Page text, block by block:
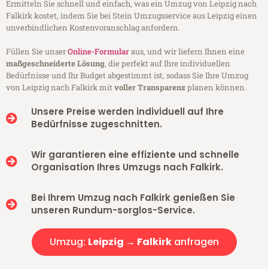
Ermitteln Sie schnell und einfach, was ein Umzug von Leipzig nach
Falkirk kostet, indem Sie bei Stein Umzugsservice aus Leipzig einen
unverbindlichen Kostenvoranschlag anfordern.
Füllen Sie unserOnline-Formularaus, und wir liefern Ihnen eine
maßgeschneiderte Lösung, die perfekt auf Ihre individuellen
Bedürfnisse und Ihr Budget abgestimmt ist, sodass Sie Ihre Umzug
von Leipzig nach Falkirk mitvoller Transparenzplanen können.
Unsere Preise werden individuell auf Ihre
Bedürfnisse zugeschnitten.
Wir garantieren eine effiziente und schnelle
Organisation Ihres Umzugs nach Falkirk.
Bei Ihrem Umzug nach Falkirk genießen Sie
unseren Rundum-sorglos-Service.
Umzug: Leipzig → Falkirkanfragen